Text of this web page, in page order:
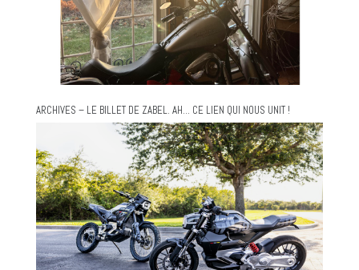
ARCHIVES – LE BILLET DE ZABEL. AH… CE LIEN QUI NOUS UNIT !